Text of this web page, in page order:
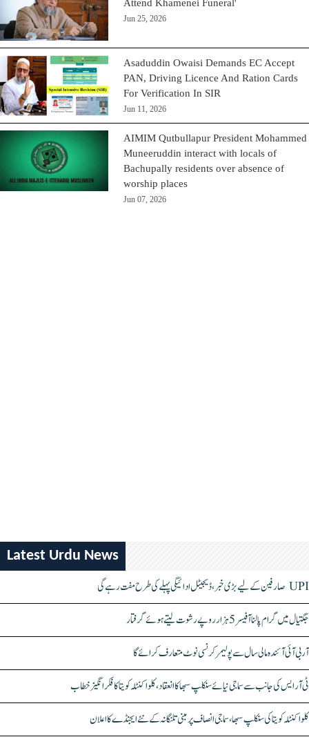
Attend Khamenei Funeral'
Jun 25, 2026
Asaduddin Owaisi Demands EC Accept
PAN, Driving Licence And Ration Cards
For Verification In SIR
Jun 11, 2026
AIMIM Qutbullapur President Mohammed
Muneeruddin interact with locals of
Bachupally residents over absence of
worship places
Jun 07, 2026
Latest Urdu News
UPI صارفین کے لیے بڑی خبر، ڈیجیٹل ادائیگی پہلے کی طرح مفت رہے گی
جگتیال میں گرام پالنا آفیسر 5 ہزار روپے رشوت لیتے ہوئے گرفتار
آر بی آئی آئندہ مالی سال سے پولیمر کرنسی نوٹ متعارف کرائے گا
ٹی آر ایس کی جانب سے سماجی نیائے سنکلپ سبھا کا انعقاد، کلواکنٹلہ کویتا کا فکر انگیز خطاب
کلواکنٹلہ کویتا کی سنکلپ سبھا، سماجی انصاف پر مبنی تلنگانہ کے نئے ایجنڈے کا اعلان